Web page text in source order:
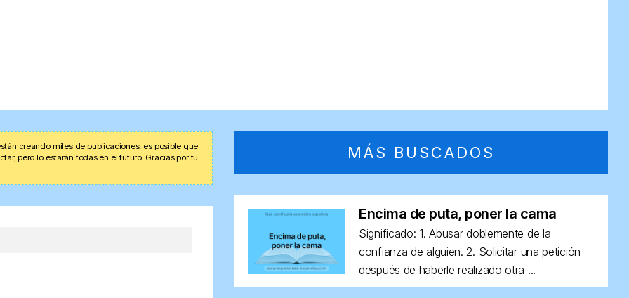
creando miles de publicaciones, es posible que
pero lo estarán todas en el futuro. Gracias por tu
MÁS BUSCADOS
Encima de puta, poner la cama
Significado: 1. Abusar doblemente de la
confianza de alguien. 2. Solicitar una petición
después de haberle realizado otra ...